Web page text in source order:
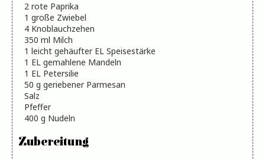
2 rote Paprika
1 große Zwiebel
4 Knoblauchzehen
350 ml Milch
1 leicht gehäufter EL Speisestärke
1 EL gemahlene Mandeln
1 EL Petersilie
50 g geriebener Parmesan
Salz
Pfeffer
400 g Nudeln
Zubereitung